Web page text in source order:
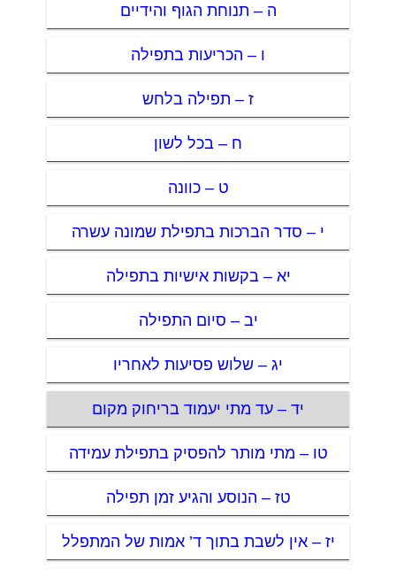
ה – תנוחת הגוף והידיים
ו – הכריעות בתפילה
ז – תפילה בלחש
ח – בכל לשון
ט – כוונה
י – סדר הברכות בתפילת שמונה עשרה
יא – בקשות אישיות בתפילה
יב – סיום התפילה
יג – שלוש פסיעות לאחריו
יד – עד מתי יעמוד בריחוק מקום
טו – מתי מותר להפסיק בתפילת עמידה
טז – הנוסע והגיע זמן תפילה
יז – אין לשבת בתוך ד’ אמות של המתפלל